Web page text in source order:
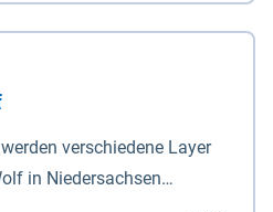
Tidegewässern, die dem
erhöhten Tiden, vor allem
bestimmt sind (§2 Abs.3
verschiedene Layer
in Niedersachsen